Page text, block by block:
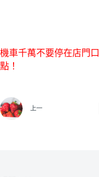
機車千萬不要停在店門口
點！
上一